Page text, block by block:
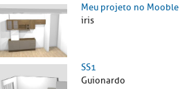
Meu projeto no Mooble
iris
SS1
Guionardo